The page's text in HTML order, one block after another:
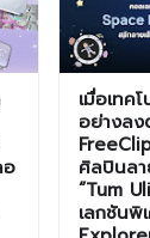
อ
เมื่อเทค
อย่างลง
ศิลปินล
“Tum
เลกชันพิ